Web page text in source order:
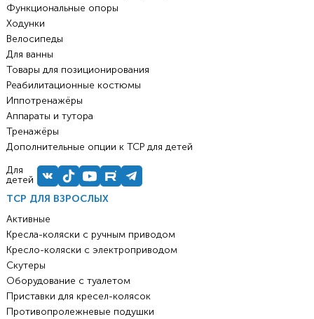
ТСР ДЛЯ ВЗРОСЛЫХ
Активные
Кресла-коляски с ручным приводом
Кресло-коляски с электроприводом
Скутеры
Оборудование с туалетом
Приставки для кресел-колясок
Противопролежневые подушки
Функциональные опоры
Ходунки
Велосипеды
Для ванны
Товары для позиционирования
Реабилитационные костюмы
Иппотренажёры
Аппараты и тутора
Тренажёры
Дополнительные опции к ТСР для детей
Для
детей